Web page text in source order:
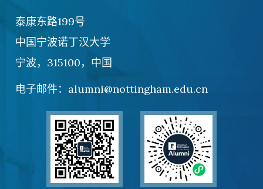
泰康东路199号
中国宁波诺丁汉大学
宁波，315100，中国
电子邮件：alumni@nottingham.edu.cn